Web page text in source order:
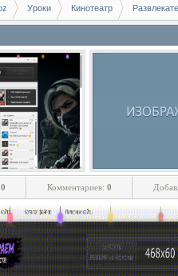
Уроки Кинотеатр
0 Комментариев: 0